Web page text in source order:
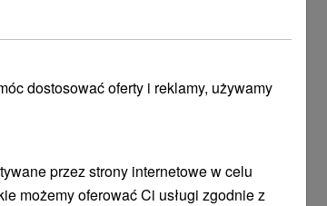
Nízkych
útulné
POKAZ
dostosować oferty i reklamy, używamy
przez strony internetowe w celu
możemy oferować Ci usługi zgodnie z